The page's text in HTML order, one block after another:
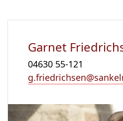
Garnet
04630 55-121